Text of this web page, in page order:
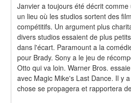
Janvier a toujours été décrit
un lieu où les studios sortent des
compétitifs. Un argument plus
divers studios essaient de plus
dans l'écart. Paramount a la
pour Brady. Sony a le jeu de
Otto qui va loin. Warner Bros.
avec Magic Mike's Last Dance. Il y
chose se propagera et rapportera